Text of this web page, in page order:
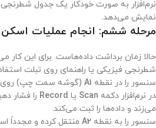
نمایش می‌دهد.
مرحله ششم: انجام عملیات اسکن
حالا زمان برداشت داده‌هاست. برای این کار
شطرنجی فیزیکی یا راهنمای روی تبلت
سنسور را در نقطه A1 (گوشه سمت چپ) روی
در نرم‌افزار دکمه Scan یا Record را فشار
می‌زند و داده‌ها را ثبت می‌کند.
سنسور را به نقطه A2 منتقل کرده و مجدداً